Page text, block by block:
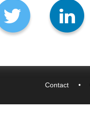
Contact